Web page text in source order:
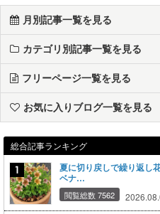
月別記事一覧を見る
カテゴリ別記事一覧を見る
フリーページ一覧を見る
お気に入りブログ一覧を見る
総合記事ランキング
夏に切り戻しで繰り返し
ベナ…
閲覧総数 7562